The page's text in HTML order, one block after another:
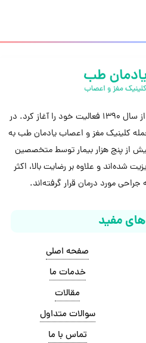
مرکز پزشکی چند تخصصی یادمان از سال 1390 فعالیت خود را آغاز کرد. در
از جمله کلینیک مغز و اعصاب یادمان طب به
از پنج هزار بیمار توسط متخصصین
شده‌اند و علاوه بر رضایت بالا، اکثر
جراحی مورد درمان قرار گرفته‌اند.
مفید
صفحه اصلی
خدمات ما
مقالات
سوالات متداول
تماس با ما